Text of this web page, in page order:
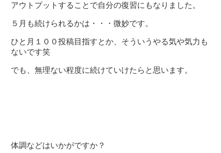
アウトプットすることで自分の復習にもなりました。
５月も続けられるかは・・・微妙です。
ひと月１００投稿目指すとか、そういうやる気や気力も
ないです笑
でも、無理ない程度に続けていけたらと思います。
体調などはいかがですか？